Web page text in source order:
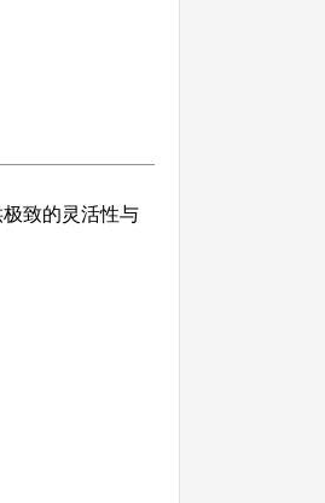
致的灵活性与